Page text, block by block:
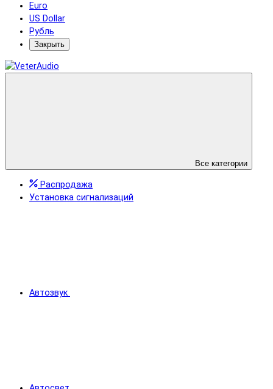
Euro
US Dollar
Рубль
Закрыть
Все категории
Распродажа
Установка сигнализаций
Автозвук